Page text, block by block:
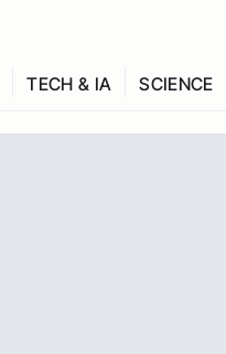
TECH & IA SCIENCE